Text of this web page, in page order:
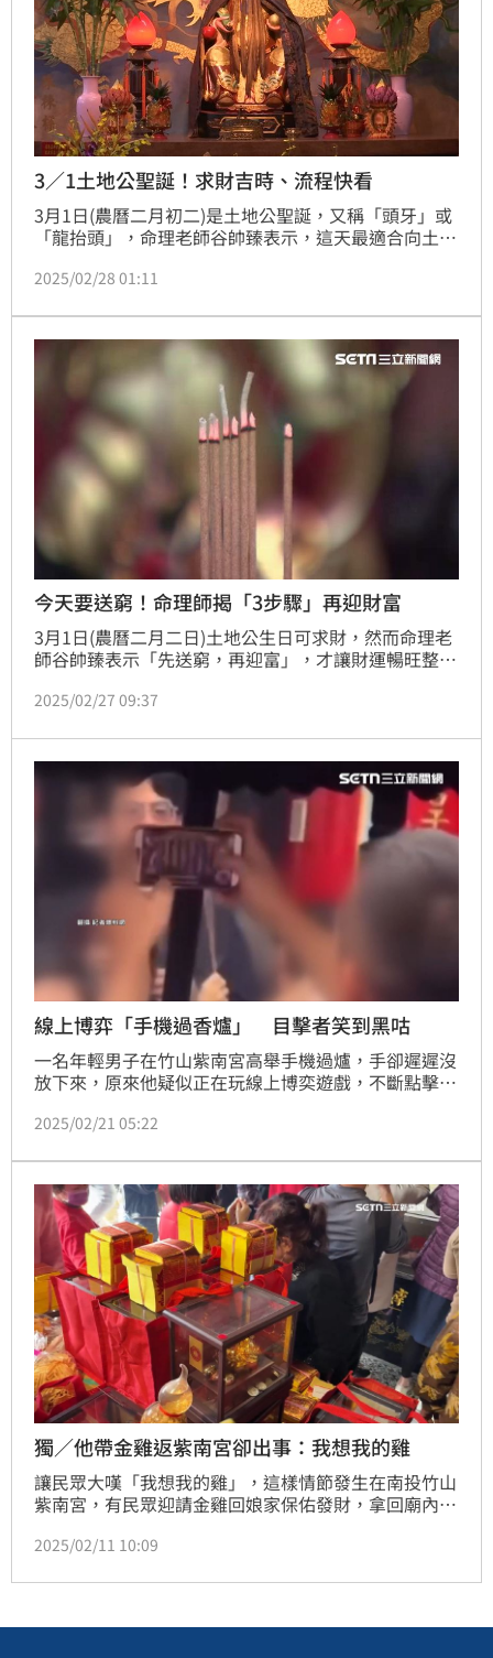
3／1土地公聖誕！求財吉時、流程快看
3月1日(農曆二月初二)是土地公聖誕，又稱「頭牙」或
「龍抬頭」，命理老師谷帥臻表示，這天最適合向土地
拜拜流程，以開啟全年的財運。（賴俊佑）
2025/02/28 01:11
今天要送窮！命理師揭「3步驟」再迎財富
3月1日(農曆二月二日)土地公生日可求財，然而命理老
師谷帥臻表示「先送窮，再迎富」，才讓財運暢旺整
資、掃除窮氣、誦念送窮咒，為自己創造全新的能量
2025/02/27 09:37
線上博弈「手機過香爐」 目擊者笑到黑咕
一名年輕男子在竹山紫南宮高舉手機過爐，手卻遲遲沒
放下來，原來他疑似正在玩線上博奕遊戲，不斷點擊畫
了，這樣真的有用嗎？紫南宮主委指出，土地公是福德
率，他不了解也不鼓勵。
2025/02/21 05:22
獨／他帶金雞返紫南宮卻出事：我想我的雞
讓民眾大嘆「我想我的雞」，這樣情節發生在南投竹山
紫南宮，有民眾迎請金雞回娘家保佑發財，拿回廟內過
對夫妻誤拿走了，廟方說供桌上經常塞滿民眾拿回來過
不過有人會在金雞內塞滿錢鈔或硬幣，廟方呼籲，民眾
和自己緣分盡了。
2025/02/11 10:09